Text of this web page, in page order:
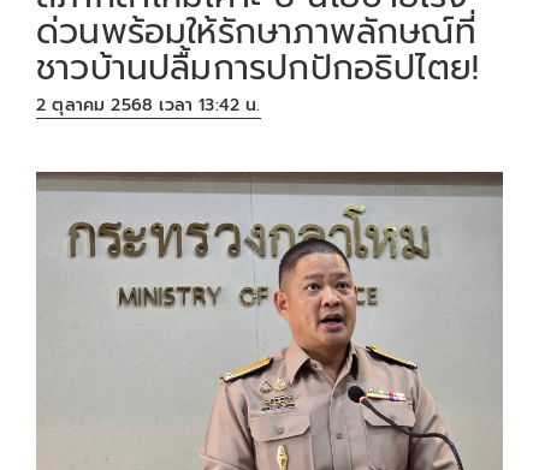
ด่วนพร้อมให้รักษาภาพลักษณ์ที่
ชาวบ้านปลื้มการปกปักอธิปไตย!
2 ตุลาคม 2568 เวลา 13:42 น.